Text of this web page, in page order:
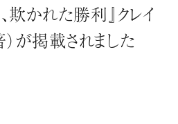
かれた勝利』クレイ
）が掲載されました